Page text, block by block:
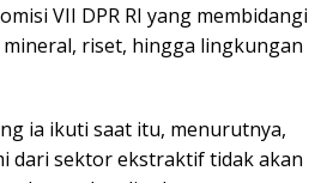
VII DPR RI yang membidangi
riset, hingga lingkungan
ia ikuti saat itu, menurutnya,
dari sektor ekstraktif tidak akan